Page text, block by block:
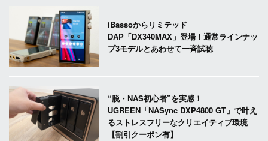
iBassoからリミテッド
DAP「DX340MAX」登場！通常ラインナッ
プ3モデルとあわせて一斉試聴
“脱・NAS初心者”を実感！
UGREEN「NASync DXP4800 GT」で叶え
るストレスフリーなクリエイティブ環境
【割引クーポン有】